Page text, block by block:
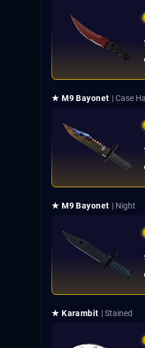
★ M9 Bayonet | Case
★ M9 Bayonet | Night
★ Karambit | Stained